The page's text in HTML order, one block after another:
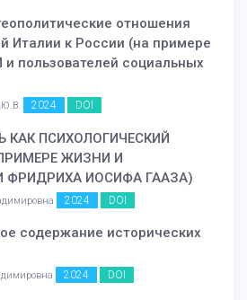
отношения
Италии к России (на примере
пользователей социальных
Ю.В. 2024 DOI
КАК ПСИХОЛОГИЧЕСКИЙ
ЖИЗНИ И
ФРИДРИХА ИОСИФА ГААЗА)
2024 DOI
содержание исторических
2024 DOI